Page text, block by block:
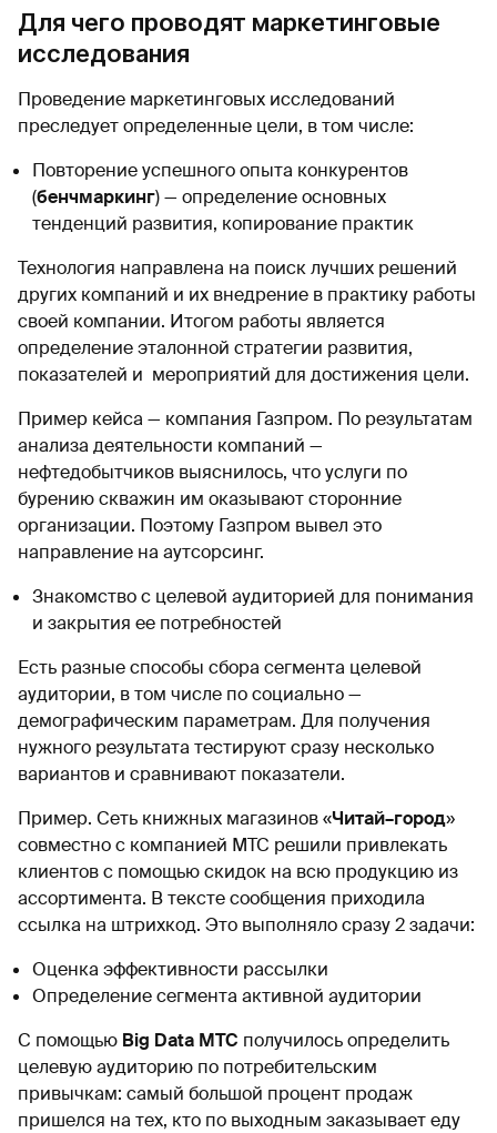
Для чего проводят маркетинговые
исследования
Проведение маркетинговых исследований
преследует определенные цели, в том числе:
Повторение успешного опыта конкурентов
(бенчмаркинг) — определение основных
тенденций развития, копирование практик
Технология направлена на поиск лучших решений
других компаний и их внедрение в практику работы
своей компании. Итогом работы является
определение эталонной стратегии развития,
показателей и мероприятий для достижения цели.
Пример кейса — компания Газпром. По результатам
анализа деятельности компаний —
нефтедобытчиков выяснилось, что услуги по
бурению скважин им оказывают сторонние
организации. Поэтому Газпром вывел это
направление на аутсорсинг.
Знакомство с целевой аудиторией для понимания
и закрытия ее потребностей
Есть разные способы сбора сегмента целевой
аудитории, в том числе по социально —
демографическим параметрам. Для получения
нужного результата тестируют сразу несколько
вариантов и сравнивают показатели.
Пример. Сеть книжных магазинов «Читай–город»
совместно с компанией МТС решили привлекать
клиентов с помощью скидок на всю продукцию из
ассортимента. В тексте сообщения приходила
ссылка на штрихкод. Это выполняло сразу 2 задачи:
Оценка эффективности рассылки
Определение сегмента активной аудитории
С помощью Big Data МТС получилось определить
целевую аудиторию по потребительским
привычкам: самый большой процент продаж
пришелся на тех, кто по выходным заказывает еду